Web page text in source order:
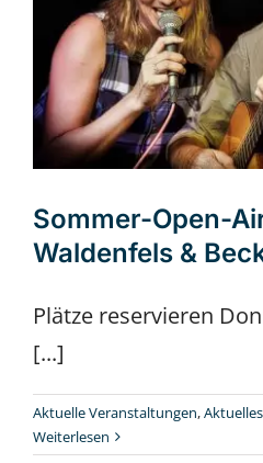
Sommer-Open-
Waldenfels &
Plätze reservieren
[...]
Aktuelle Veranstaltungen,Aktuelles
Weiterlesen